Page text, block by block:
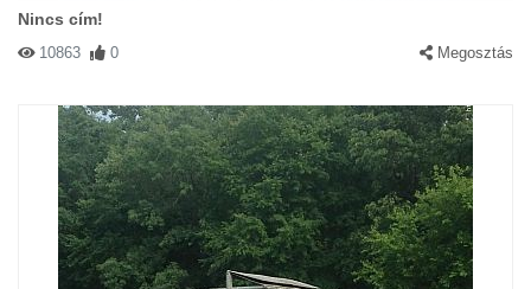
Nincs cím!
10863 0 Megosztás